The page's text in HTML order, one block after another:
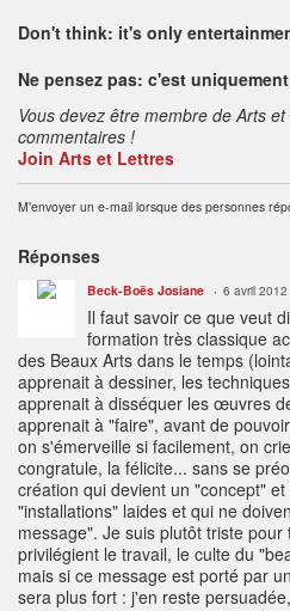
Don't think: it's only
Ne pensez pas: c'est
Vous devez être membre de Arts
commentaires !
Join Arts et Lettres
M'envoyer un e-mail lorsque des personnes
Réponses
Beck-Boës Josiane 6 avril
Il faut savoir ce que veut
formation très classique
des Beaux Arts dans le temps
apprenait à dessiner, les
apprenait à disséquer les œuvres
apprenait à "faire", avant de
on s'émerveille si facilement, on
congratule, la félicite... sans se
création qui devient un "concept"
"installations" laides et qui ne
message". Je suis plutôt triste
privilégient le travail, le culte du
mais si ce message est porté par
sera plus fort : j'en reste